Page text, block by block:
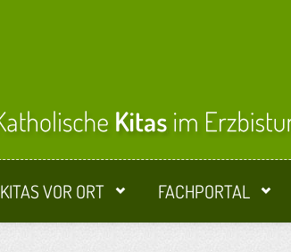
KITAS VOR ORT FACHPORTAL